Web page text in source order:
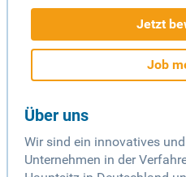
Jetzt
Job
Über uns
Wir sind ein innovatives
Unternehmen in der